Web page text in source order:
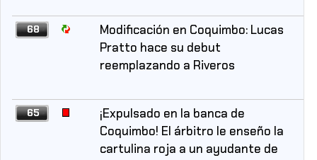
68
Modificación en Coquimbo: Lucas
Pratto hace su debut
reemplazando a Riveros
65
¡Expulsado en la banca de
Coquimbo! El árbitro le enseño la
cartulina roja a un ayudante de